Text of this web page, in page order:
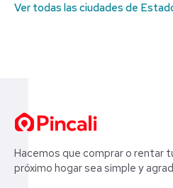
Ver todas las ciudades de
Hacemos que comprar o rentar
próximo hogar sea simple y